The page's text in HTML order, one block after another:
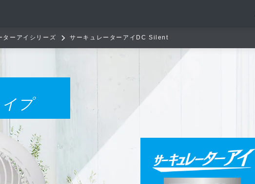
ターアイシリーズ サーキュレーターアイDC Silent
プ